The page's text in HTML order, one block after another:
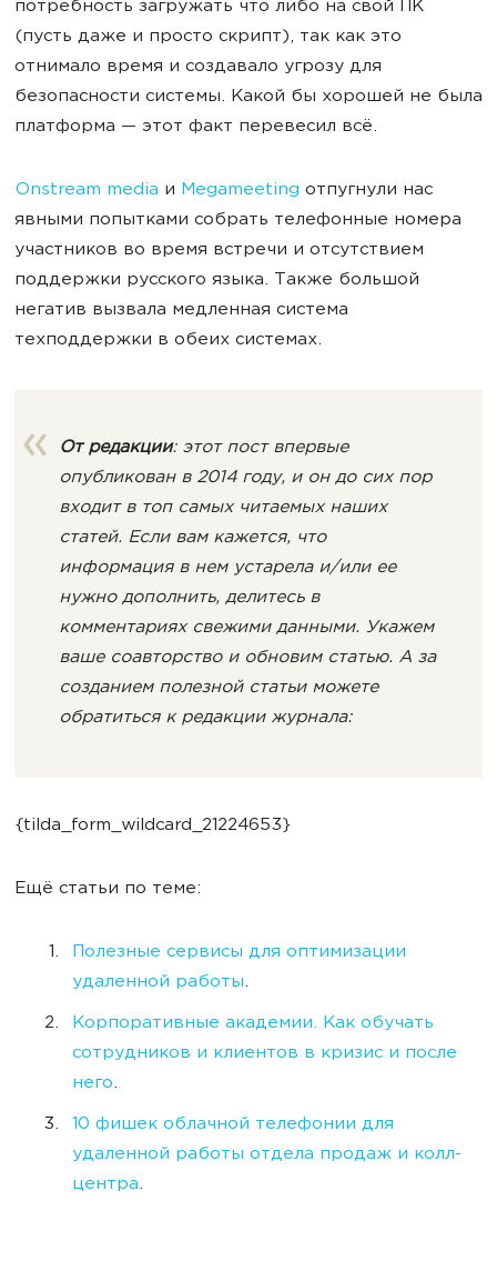
потребность загружать что либо на свой ПК
(пусть даже и просто скрипт), так как это
отнимало время и создавало угрозу для
безопасности системы. Какой бы хорошей не была
платформа — этот факт перевесил всё.
Onstream media и Megameeting отпугнули нас
явными попытками собрать телефонные номера
участников во время встречи и отсутствием
поддержки русского языка. Также большой
негатив вызвала медленная система
техподдержки в обеих системах.
От редакции: этот пост впервые
опубликован в 2014 году, и он до сих пор
входит в топ самых читаемых наших
статей. Если вам кажется, что
информация в нем устарела и/или ее
нужно дополнить, делитесь в
комментариях свежими данными. Укажем
ваше соавторство и обновим статью. А за
созданием полезной статьи можете
обратиться к редакции журнала:
{tilda_form_wildcard_21224653}
Ещё статьи по теме:
Полезные сервисы для оптимизации
удаленной работы.
Корпоративные академии. Как обучать
сотрудников и клиентов в кризис и после
него.
10 фишек облачной телефонии для
удаленной работы отдела продаж и колл-
центра.